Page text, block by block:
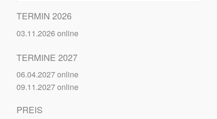
TERMIN 2026
03.11.2026 online
TERMINE 2027
06.04.2027 online
09.11.2027 online
PREIS